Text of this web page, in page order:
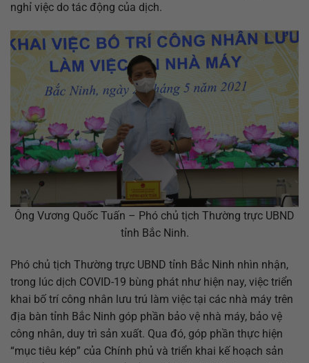
nghỉ việc do tác động của dịch.
Ông Vương Quốc Tuấn – Phó chủ tịch Thường trực UBND
tỉnh Bắc Ninh.
Phó chủ tịch Thường trực UBND tỉnh Bắc Ninh nhìn nhận,
trong lúc dịch COVID-19 bùng phát như hiện nay, việc triển
khai bố trí công nhân lưu trú làm việc tại các nhà máy trên
địa bàn tỉnh Bắc Ninh góp phần bảo vệ nhà máy, bảo vệ
công nhân, duy trì sản xuất. Qua đó, góp phần thực hiện
“mục tiêu kép” của Chính phủ và triển khai kế hoạch sản